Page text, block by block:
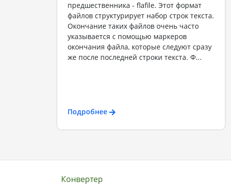
предшественника - flafile. Этот формат
файлов структурирует набор строк текста.
Окончание таких файлов очень часто
указывается с помощью маркеров
окончания файла, которые следуют сразу
же после последней строки текста. Ф...
Подробнее
Конвертер